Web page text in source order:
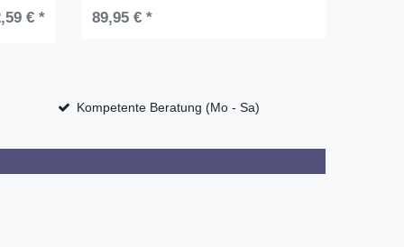
€ * 89,95 € *
Kompetente Beratung (Mo - Sa)